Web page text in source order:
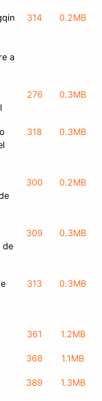
a
314 0.2MB
276 0.3MB
318 0.3MB
300 0.2MB
de
309 0.3MB
313 0.3MB
361 1.2MB
368 1.1MB
389 1.3MB